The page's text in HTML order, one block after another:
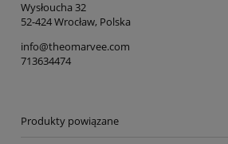
Wysłoucha 32
52-424 Wrocław, Polska
info@theomarvee.com
713634474
Produkty powiązane